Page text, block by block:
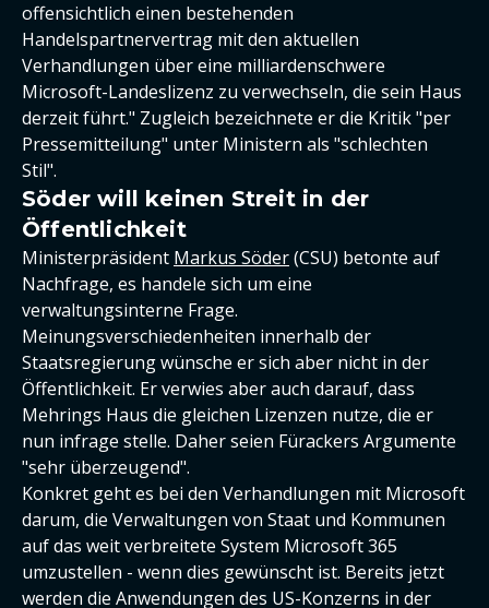
offensichtlich einen bestehenden
Handelspartnervertrag mit den aktuellen
Verhandlungen über eine milliardenschwere
Microsoft-Landeslizenz zu verwechseln, die sein Haus
derzeit führt." Zugleich bezeichnete er die Kritik "per
Pressemitteilung" unter Ministern als "schlechten
Stil".
Söder will keinen Streit in der
Öffentlichkeit
Ministerpräsident Markus Söder(CSU) betonte auf
Nachfrage, es handele sich um eine
verwaltungsinterne Frage.
Meinungsverschiedenheiten innerhalb der
Staatsregierung wünsche er sich aber nicht in der
Öffentlichkeit. Er verwies aber auch darauf, dass
Mehrings Haus die gleichen Lizenzen nutze, die er
nun infrage stelle. Daher seien Fürackers Argumente
"sehr überzeugend".
Konkret geht es bei den Verhandlungen mit Microsoft
darum, die Verwaltungen von Staat und Kommunen
auf das weit verbreitete System Microsoft 365
umzustellen - wenn dies gewünscht ist. Bereits jetzt
werden die Anwendungen des US-Konzerns in der